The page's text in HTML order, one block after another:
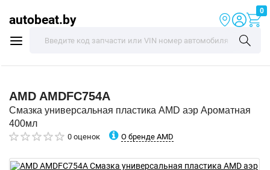
autobeat.by
0
AMD AMDFC754A
Смазка универсальная пластика AMD аэр Ароматная
400мл
0 оценок О бренде AMD